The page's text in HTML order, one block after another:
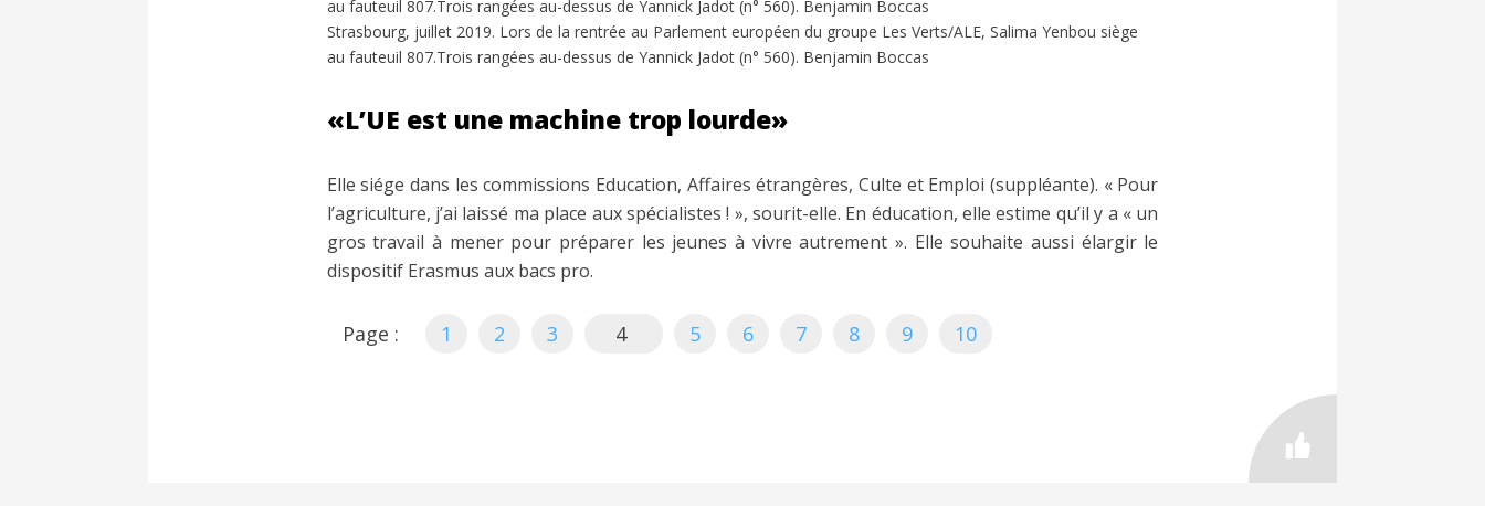
Strasbourg, juillet 2019. Lors de la rentrée au Parlement européen du groupe Les Verts/ALE, Salima Yenbou siège
au fauteuil 807.Trois rangées au-dessus de Yannick Jadot (n° 560). Benjamin Boccas
«L’UE est une machine trop lourde»
Elle siége dans les commissions Education, Affaires étrangères, Culte et Emploi (suppléante). « Pour
l’agriculture, j’ai laissé ma place aux spécialistes ! », sourit-elle. En éducation, elle estime qu’il y a « un
gros travail à mener pour préparer les jeunes à vivre autrement ». Elle souhaite aussi élargir le
dispositif Erasmus aux bacs pro.
Page : 1 2 3 4 5 6 7 8 9 10